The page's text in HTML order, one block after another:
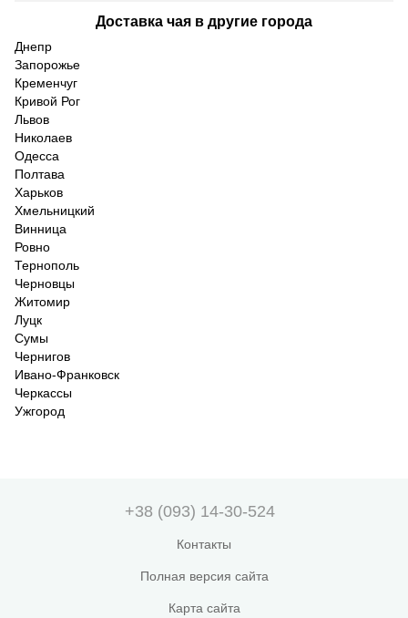
Доставка чая в другие города
Днепр
Запорожье
Кременчуг
Кривой Рог
Львов
Николаев
Одесса
Полтава
Харьков
Хмельницкий
Винница
Ровно
Тернополь
Черновцы
Житомир
Луцк
Сумы
Чернигов
Ивано-Франковск
Черкассы
Ужгород
+38 (093) 14-30-524
Контакты
Полная версия сайта
Карта сайта